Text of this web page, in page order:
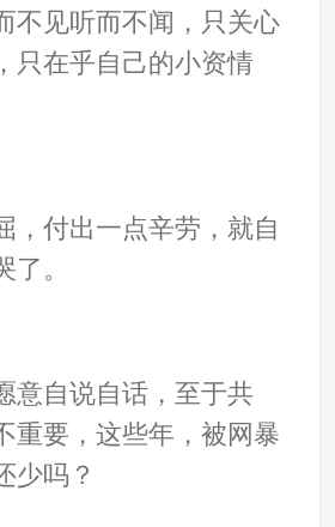
不见听而不闻，只关心
只在乎自己的小资情
，付出一点辛劳，就自
。
意自说自话，至于共
重要，这些年，被网暴
少吗？